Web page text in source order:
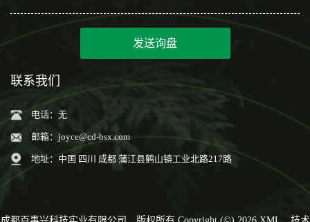
发送询盘
联系我们
电话：无
邮箱： joyce@cd-bsx.com
地址：中国 四川 成都 蒲江县鹤山镇工业北路217路